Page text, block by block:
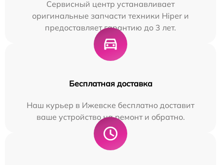
Сервисный центр устанавливает
оригинальные запчасти техники Hiper и
предоставляет гарантию до 3 лет.
Бесплатная доставка
Наш курьер в Ижевске бесплатно доставит
ваше устройство на ремонт и обратно.